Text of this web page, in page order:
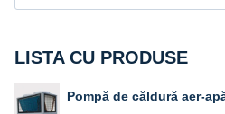
după:
LISTA CU PRODUSE
Pompă de căldură aer-